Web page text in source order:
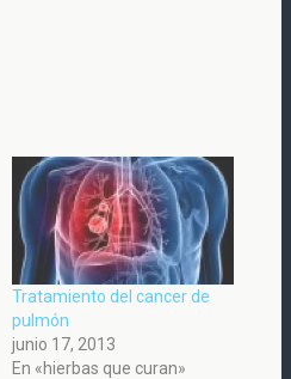
Tratamiento del cancer de
pulmón
junio 17, 2013
En «hierbas que curan»